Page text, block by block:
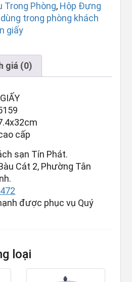
Trong Phòng, Hộp Đựng
trong phòng khách
giấy
giá (0)
cấp
sạn Tín Phát.
Cát 2, Phường Tân
được phục vụ Quý
loại